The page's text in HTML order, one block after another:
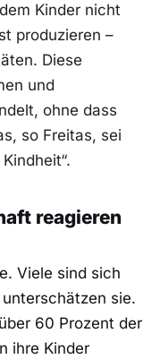
Kinder nicht
produzieren –
Diese
und
ohne dass
so Freitas, sei
reagieren
Viele sind sich
sie.
60 Prozent der
ihre Kinder